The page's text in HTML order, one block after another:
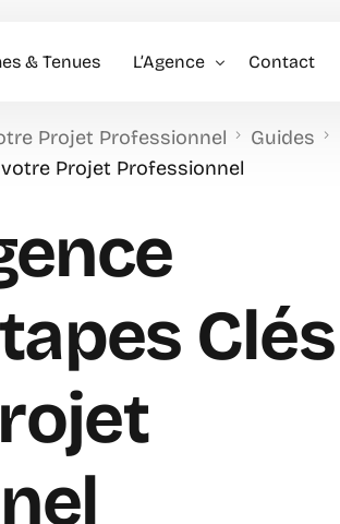
& Tenues L’Agence
Politique RH
Contact
Projet Professionnel
Guides
Projet Professionnel
Clés